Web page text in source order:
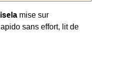
mise sur
sans effort, lit de